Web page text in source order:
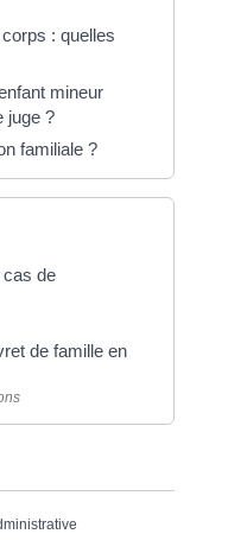
: quelles
mineur
juge ?
familiale ?
cas de
de famille en